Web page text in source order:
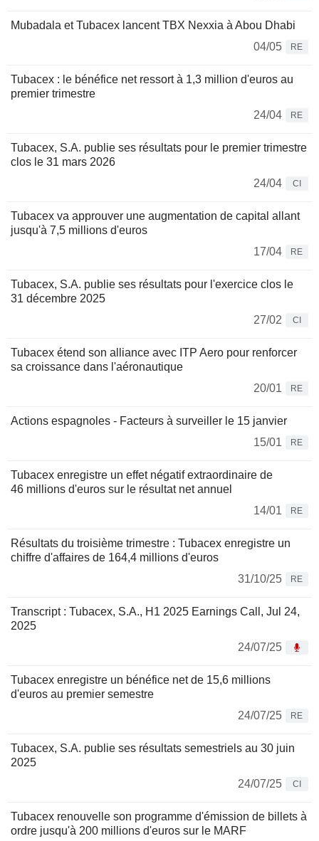
Mubadala et Tubacex lancent TBX Nexxia à Abou Dhabi
04/05
RE
Tubacex : le bénéfice net ressort à 1,3 million d'euros au
premier trimestre
24/04
RE
Tubacex, S.A. publie ses résultats pour le premier trimestre
clos le 31 mars 2026
24/04
CI
Tubacex va approuver une augmentation de capital allant
jusqu'à 7,5 millions d'euros
17/04
RE
Tubacex, S.A. publie ses résultats pour l'exercice clos le
31 décembre 2025
27/02
CI
Tubacex étend son alliance avec ITP Aero pour renforcer
sa croissance dans l'aéronautique
20/01
RE
Actions espagnoles - Facteurs à surveiller le 15 janvier
15/01
RE
Tubacex enregistre un effet négatif extraordinaire de
46 millions d'euros sur le résultat net annuel
14/01
RE
Résultats du troisième trimestre : Tubacex enregistre un
chiffre d'affaires de 164,4 millions d'euros
31/10/25
RE
Transcript : Tubacex, S.A., H1 2025 Earnings Call, Jul 24,
2025
24/07/25
Tubacex enregistre un bénéfice net de 15,6 millions
d'euros au premier semestre
24/07/25
RE
Tubacex, S.A. publie ses résultats semestriels au 30 juin
2025
24/07/25
CI
Tubacex renouvelle son programme d'émission de billets à
ordre jusqu'à 200 millions d'euros sur le MARF